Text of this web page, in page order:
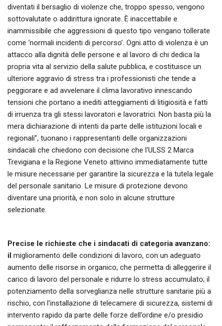
diventati il bersaglio di violenze che, troppo spesso, vengono
sottovalutate o addirittura ignorate. È inaccettabile e
inammissibile che aggressioni di questo tipo vengano tollerate
come ‘normali incidenti di percorso’. Ogni atto di violenza è un
attacco alla dignità delle persone e al lavoro di chi dedica la
propria vita al servizio della salute pubblica, e costituisce un
ulteriore aggravio di stress tra i professionisti che tende a
peggiorare e ad avvelenare il clima lavorativo innescando
tensioni che portano a inediti atteggiamenti di litigiosità e fatti
di irruenza tra gli stessi lavoratori e lavoratrici. Non basta più la
mera dichiarazione di intenti da parte delle istituzioni locali e
regionali”, tuonano i rappresentanti delle organizzazioni
sindacali che chiedono con decisione che l'ULSS 2 Marca
Trevigiana e la Regione Veneto attivino immediatamente tutte
le misure necessarie per garantire la sicurezza e la tutela legale
del personale sanitario. Le misure di protezione devono
diventare una priorità, e non solo in alcune strutture
selezionate.
Precise le richieste che i sindacati di categoria avanzano:
il miglioramento delle condizioni di lavoro, con un adeguato
aumento delle risorse in organico, che permetta di alleggerire il
carico di lavoro del personale e ridurre lo stress accumulato; il
potenziamento della sorveglianza nelle strutture sanitarie più a
rischio, con l'installazione di telecamere di sicurezza, sistemi di
intervento rapido da parte delle forze dell’ordine e/o presidio